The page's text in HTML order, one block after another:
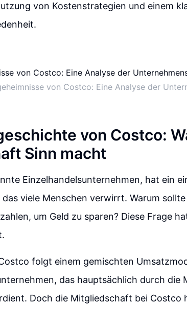
von Kostenstrategien und einem
von Costco: Eine Analyse der
von Costco:
Sinn macht
Einzelhandelsunternehmen, hat ein
viele Menschen verwirrt. Warum
um Geld zu sparen? Diese Frage
folgt einem gemischten
das hauptsächlich durch die
Doch die Mitgliedschaft bei Costco